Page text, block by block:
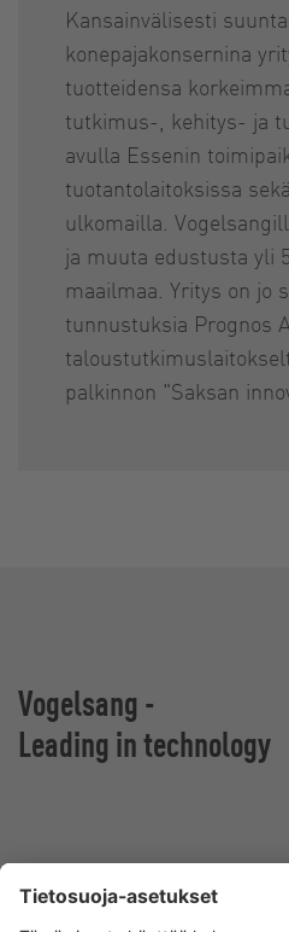
Kansainvälisesti
konepajakonsernina
tuotteidensa
tutkimus-, kehitys- ja
avulla Essenin
tuotantolaitoksissa
ulkomailla.
ja muuta edustusta yli
maailmaa. Yritys on jo
tunnustuksia Prognos
palkinnon "Saksan
Vogelsang -
Leading in technology
Vogelsang Oy
Malminkartanonkuja 4